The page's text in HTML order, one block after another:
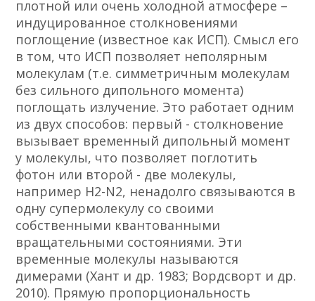
плотной или очень холодной атмосфере –
индуцированное столкновениями
поглощение (известное как ИСП). Смысл его
в том, что ИСП позволяет неполярным
молекулам (т.е. симметричным молекулам
без сильного дипольного момента)
поглощать излучение. Это работает одним
из двух способов: первый - столкновение
вызывает временный дипольный момент
у молекулы, что позволяет поглотить
фотон или второй - две молекулы,
например Н2-N2, ненадолго связываются в
одну супермолекулу со своими
собственными квантованными
вращательными состояниями. Эти
временные молекулы называются
димерами (Хант и др. 1983; Вордсворт и др.
2010). Прямую пропорциональность